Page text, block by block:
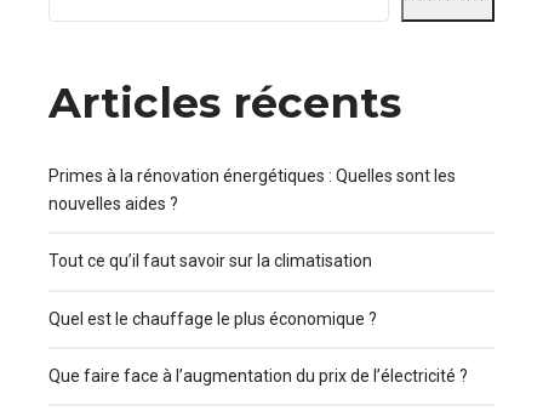
Articles récents
Primes à la rénovation énergétiques : Quelles sont les
nouvelles aides ?
Tout ce qu’il faut savoir sur la climatisation
Quel est le chauffage le plus économique ?
Que faire face à l’augmentation du prix de l’électricité ?